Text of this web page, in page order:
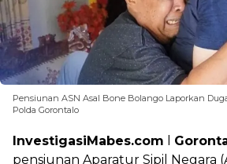
Pensiunan ASN Asal Bone Bolango Laporkan
Polda Gorontalo
InvestigasiMabes.com
pensiunan Aparatur Sipil Negara